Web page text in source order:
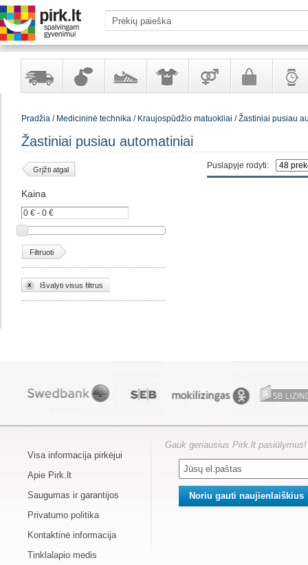
Yra
Kvepalai
kosmetika
AvalynėApranga
aksesuarai
Prekės
Galanterija
Pradžia/ Medicininė technika/ Kraujospūdžio matuokliai /Žastiniai pusiau
Žastiniai pusiau automatiniai
Puslapyje rodyti:
Grįžti atgal
Kaina
Filtruoti
Išvalyti visus filtrus
Visa informacija pirkėjui
Apie Pirk.lt
Saugumas ir garantijos
Privatumo politika
Kontaktinė informacija
Tinklalapio medis
Gauk geriausius Pirk.lt pasiūlymus!